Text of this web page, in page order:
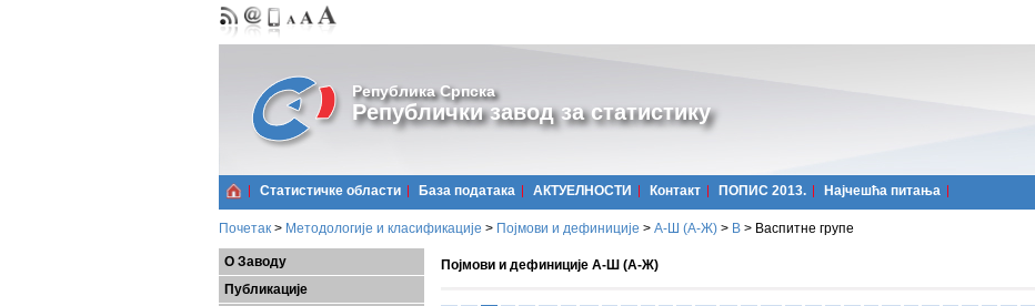
Република Српска
Републички завод за статистику
Статистичке области Базa података АКТУЕЛНОСТИ Контакт ПОПИС 2013. Најчешћa питања
Почетак > Методологије и класификације > Појмови и дефиниције > А-Ш (A-Ж) > В > Васпитне групе
О Заводу
Публикације
Појмови и дефиниције А-Ш (А-Ж)